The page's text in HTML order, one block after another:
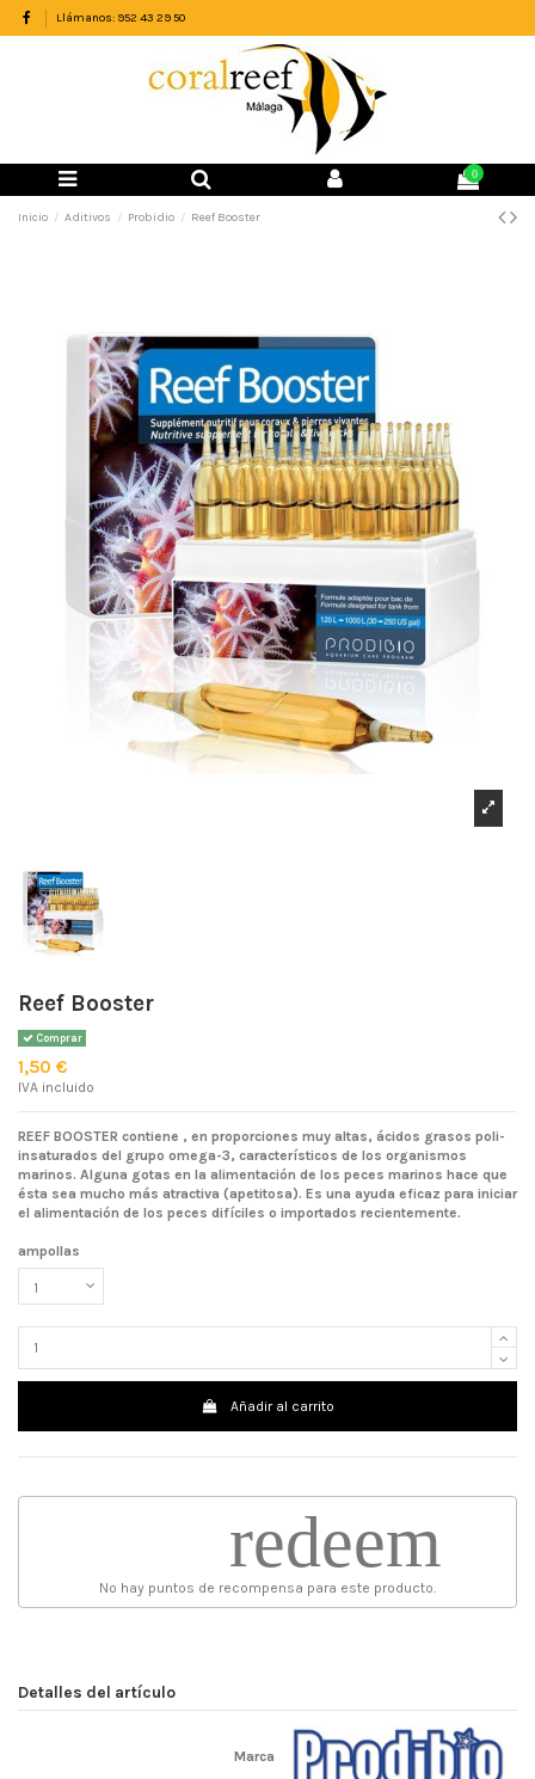
Llámanos: 952 43 29 50
0
Inicio Aditivos Probidio Reef Booster
Reef Booster
Comprar
1,50 €
IVA incluido
REEF BOOSTER contiene , en proporciones muy altas, ácidos grasos poli-
insaturados del grupo omega-3, característicos de los organismos
marinos. Alguna gotas en la alimentación de los peces marinos hace que
ésta sea mucho más atractiva (apetitosa). Es una ayuda eficaz para iniciar
el alimentación de los peces difíciles o importados recientemente.
ampollas
Añadir al carrito
redeem
No hay puntos de recompensa para este producto.
Detalles del artículo
Marca